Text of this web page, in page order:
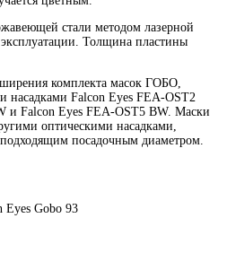
стали методом лазерной
Толщина пластины
комплекта масок ГОБО,
насадками Falcon Eyes FEA-OST2
и Falcon Eyes FEA-OST5 BW. Маски
оптическими насадками,
посадочным диаметром.
Eyes Gobo 93